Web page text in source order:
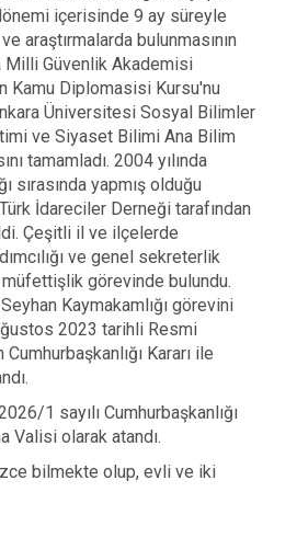
içerisinde 9 ay süreyle
araştırmalarda bulunmasının
Milli Güvenlik Akademisi
Kamu Diplomasisi Kursu'nu
Üniversitesi Sosyal Bilimler
ve Siyaset Bilimi Ana Bilim
tamamladı. 2004 yılında
sırasında yapmış olduğu
İdareciler Derneği tarafından
Çeşitli il ve ilçelerde
ve genel sekreterlik
görevinde bulundu.
Seyhan Kaymakamlığı görevini
2023 tarihli Resmi
Kararı ile
1 sayılı Cumhurbaşkanlığı
Valisi olarak atandı.
bilmekte olup, evli ve iki